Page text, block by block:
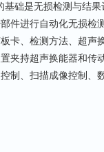
础是无损检测与结果
件进行自动化无损检
卡、检测方法、超声
夹持超声换能器和传
制、扫描成像控制、